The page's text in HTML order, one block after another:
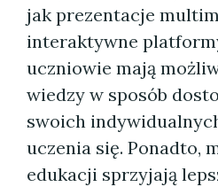
jak prezentacje
interaktywne
uczniowie mają
wiedzy w sposób
swoich
uczenia się. Ponadto,
edukacji sprzyjają